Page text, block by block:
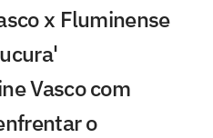
x Fluminense
Vasco com
o